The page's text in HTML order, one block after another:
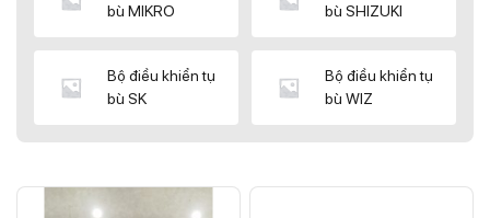
bù MIKRO
bù SHIZUKI
Bộ điều khiển tụ
bù SK
Bộ điều khiển tụ
bù WIZ